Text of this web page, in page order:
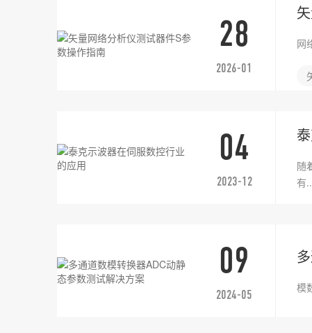
28
2026-01
网
04
2023-12
随
有
09
2024-05
模